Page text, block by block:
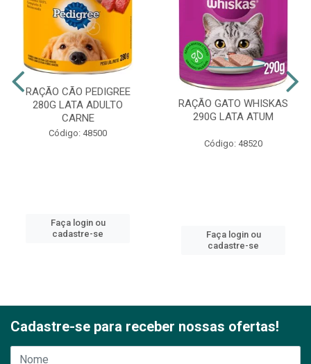
RAÇÃO CÃO PEDIGREE
280G LATA ADULTO
CARNE
Código: 48500
Faça login ou
cadastre-se
RAÇÃO GATO WHISKAS
290G LATA ATUM
Código: 48520
Faça login ou
cadastre-se
Cadastre-se para receber nossas ofertas!